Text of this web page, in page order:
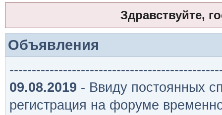
Здравствуйте,
Объявления
09.08.2019 - Ввиду постоянных
регистрация на форуме